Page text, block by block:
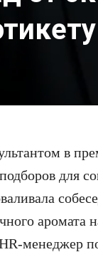
в
для
аромата
менеджер